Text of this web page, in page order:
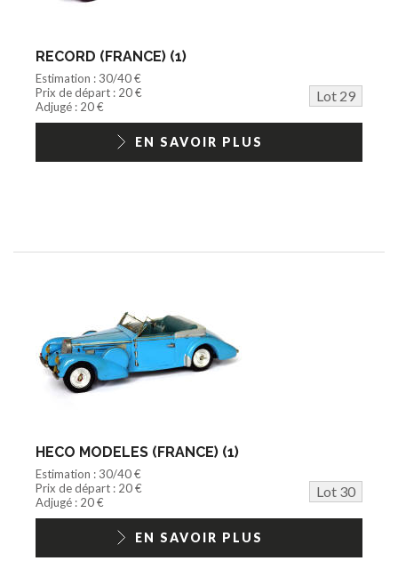
RECORD (FRANCE) (1)
Estimation : 30/40 €
Prix de départ : 20 €
Lot 29
Adjugé : 20 €
EN SAVOIR PLUS
HECO MODELES (FRANCE) (1)
Estimation : 30/40 €
Prix de départ : 20 €
Lot 30
Adjugé : 20 €
EN SAVOIR PLUS